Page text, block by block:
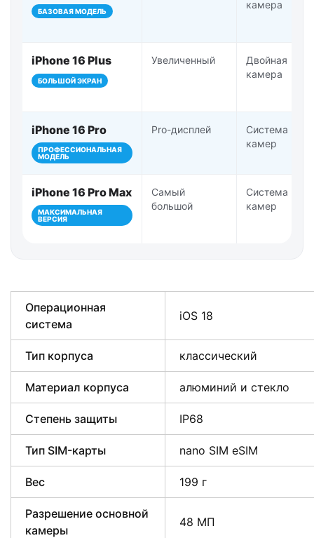
БАЗОВАЯ МОДЕЛЬ
камера
iPhone 16 Plus
БОЛЬШОЙ ЭКРАН
Увеличенный
Двойная
камера
iPhone 16 Pro
ПРОФЕССИОНАЛЬНАЯ
МОДЕЛЬ
Pro-дисплей
Система Pro-
камер
iPhone 16 Pro Max
МАКСИМАЛЬНАЯ
ВЕРСИЯ
Самый
большой
Система Pro-
камер
Операционная
система
iOS 18
Тип корпуса классический
Материал корпуса алюминий и стекло
Степень защиты IP68
Тип SIM-карты nano SIM eSIM
Вес 199 г
Разрешение основной
камеры
48 МП